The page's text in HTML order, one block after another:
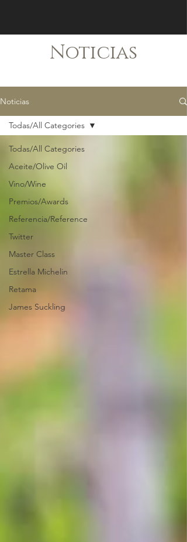
Noticias
Noticias
Todas/All Categories
Aceite/Olive Oil
Vino/Wine
Premios/Awards
Referencia/Reference
Twitter
Master Class
Estrella Michelin
Retama
James Suckling
Todas/All Categories